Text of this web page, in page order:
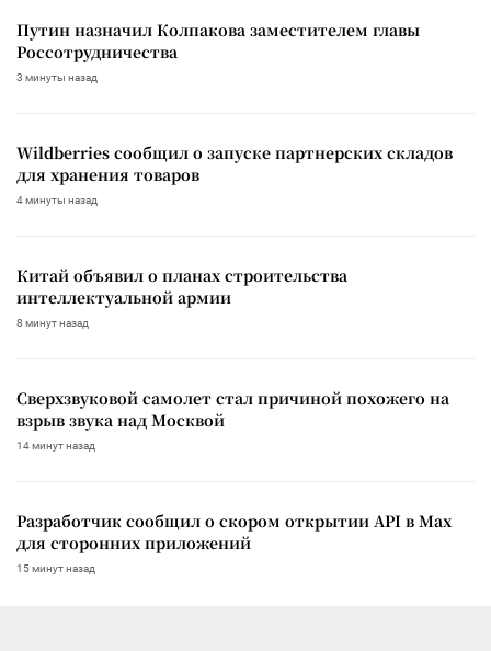
Путин назначил Колпакова заместителем главы
Россотрудничества
3 минуты назад
Wildberries сообщил о запуске партнерских складов
для хранения товаров
4 минуты назад
Китай объявил о планах строительства
интеллектуальной армии
8 минут назад
Сверхзвуковой самолет стал причиной похожего на
взрыв звука над Москвой
14 минут назад
Разработчик сообщил о скором открытии API в Max
для сторонних приложений
15 минут назад